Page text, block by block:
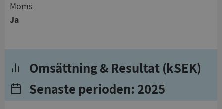
Moms
Ja
Omsättning & Resultat (kSEK)
Senaste perioden: 2025